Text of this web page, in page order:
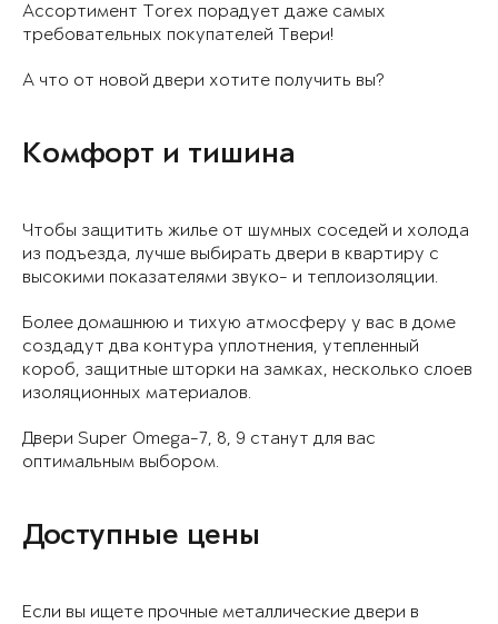
Ассортимент Torex порадует даже самых
требовательных покупателей Твери!
А что от новой двери хотите получить вы?
Комфорт и тишина
Чтобы защитить жилье от шумных соседей и холода
из подъезда, лучше выбирать двери в квартиру с
высокими показателями звуко- и теплоизоляции.
Более домашнюю и тихую атмосферу у вас в доме
создадут два контура уплотнения, утепленный
короб, защитные шторки на замках, несколько слоев
изоляционных материалов.
Двери Super Omega-7, 8, 9 станут для вас
оптимальным выбором.
Доступные цены
Если вы ищете прочные металлические двери в